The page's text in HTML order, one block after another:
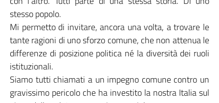
stesso popolo.
Mi permetto di invitare, ancora una volta, a trovare le
tante ragioni di uno sforzo comune, che non attenua le
differenze di posizione politica né la diversità dei ruoli
istituzionali.
Siamo tutti chiamati a un impegno comune contro un
gravissimo pericolo che ha investito la nostra Italia sul